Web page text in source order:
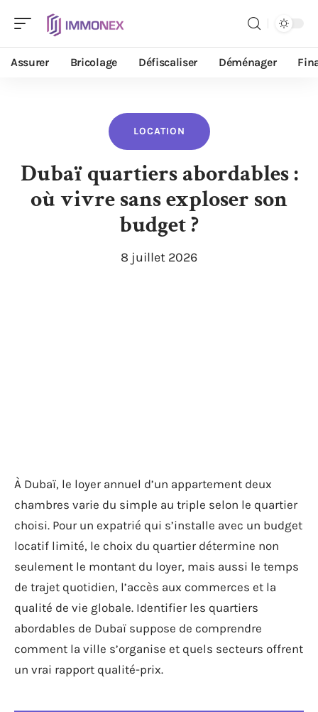
Assurer Bricolage Défiscaliser Déménager
LOCATION
Dubaï quartiers abordables :
où vivre sans exploser son
budget ?
8 juillet 2026
À Dubaï, le loyer annuel d’un appartement deux
chambres varie du simple au triple selon le quartier
choisi. Pour un expatrié qui s’installe avec un budget
locatif limité, le choix du quartier détermine non
seulement le montant du loyer, mais aussi le temps
de trajet quotidien, l’accès aux commerces et la
qualité de vie globale. Identifier les quartiers
abordables de Dubaï suppose de comprendre
comment la ville s’organise et quels secteurs offrent
un vrai rapport qualité-prix.